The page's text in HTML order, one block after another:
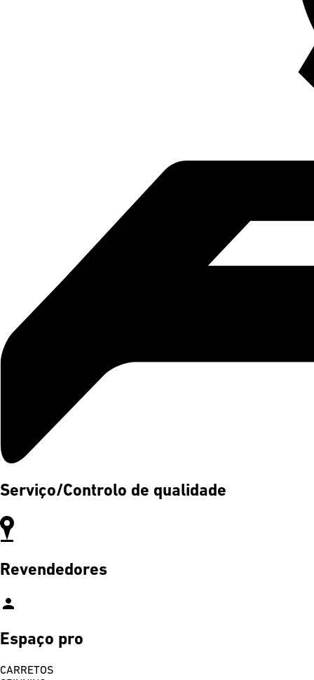
Serviço/Controlo de qualidade
Revendedores
person
Espaço pro
CARRETOS